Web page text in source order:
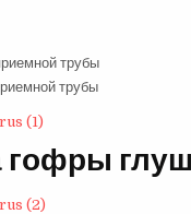
трубы
трубы
гофры